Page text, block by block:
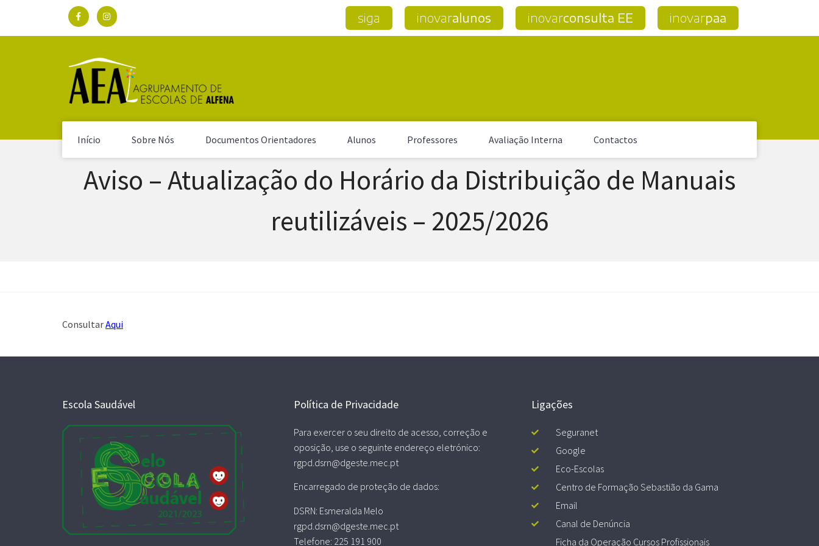
siga inovaralunos inovarconsulta EE inovarpaa
Início Sobre Nós Documentos Orientadores Alunos Professores Avaliação Interna Contactos
Aviso – Atualização do Horário da Distribuição de Manuais
reutilizáveis – 2025/2026
ConsultarAqui
Escola Saudável Política de Privacidade
Para exercer o seu direito de acesso, correção e
oposição, use o seguinte endereço eletrónico:
rgpd.dsrn@dgeste.mec.pt
Encarregado de proteção de dados:
DSRN: Esmeralda Melo
rgpd.dsrn@dgeste.mec.pt
Telefone: 225 191 900
Ligações
Seguranet
Google
Eco-Escolas
Centro de Formação Sebastião da Gama
Email
Canal de Denúncia
Ficha da Operação Cursos Profissionais